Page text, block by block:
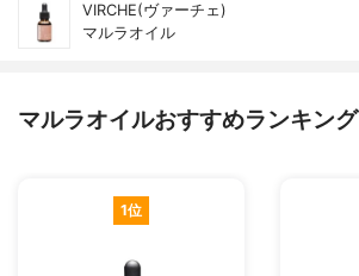
VIRCHE(ヴァーチェ)
マルラオイル
マルラオイルおすすめランキング
1位